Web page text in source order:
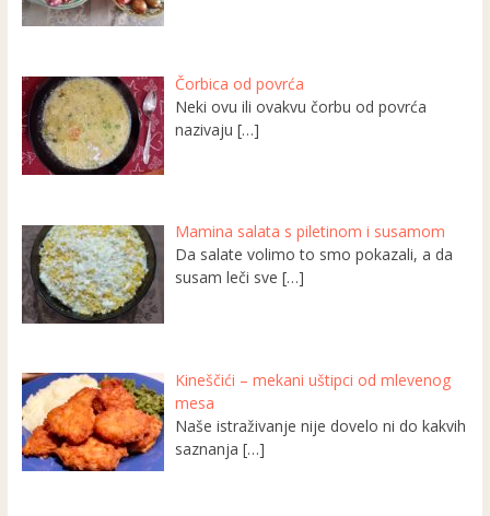
Čorbica od povrća
Neki ovu ili ovakvu čorbu od povrća
nazivaju[…]
Mamina salata s piletinom i susamom
Da salate volimo to smo pokazali, a da
susam leči sve[…]
Kineščići – mekani uštipci od mlevenog
mesa
Naše istraživanje nije dovelo ni do kakvih
saznanja[…]